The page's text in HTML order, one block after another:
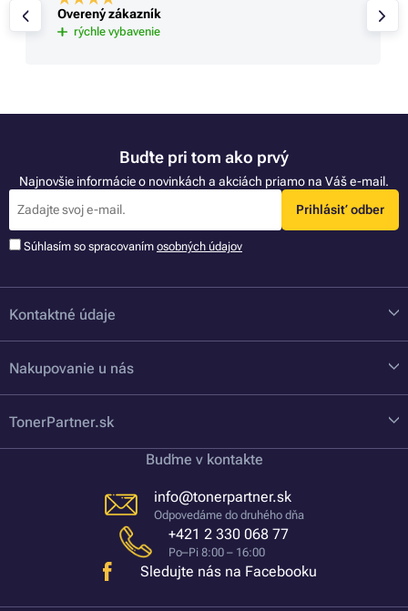
Overený zákazník
rýchle vybavenie
Buďte pri tom ako prvý
Najnovšie informácie o novinkách a akciách priamo na Váš e-mail.
Prihlásiť odber
Súhlasím so spracovaním osobných údajov
Kontaktné údaje
Nakupovanie u nás
TonerPartner.sk
Buďme v kontakte
info@tonerpartner.sk
Odpovedáme do druhého dňa
+421 2 330 068 77
Po–Pi 8:00 – 16:00
Sledujte nás na Facebooku